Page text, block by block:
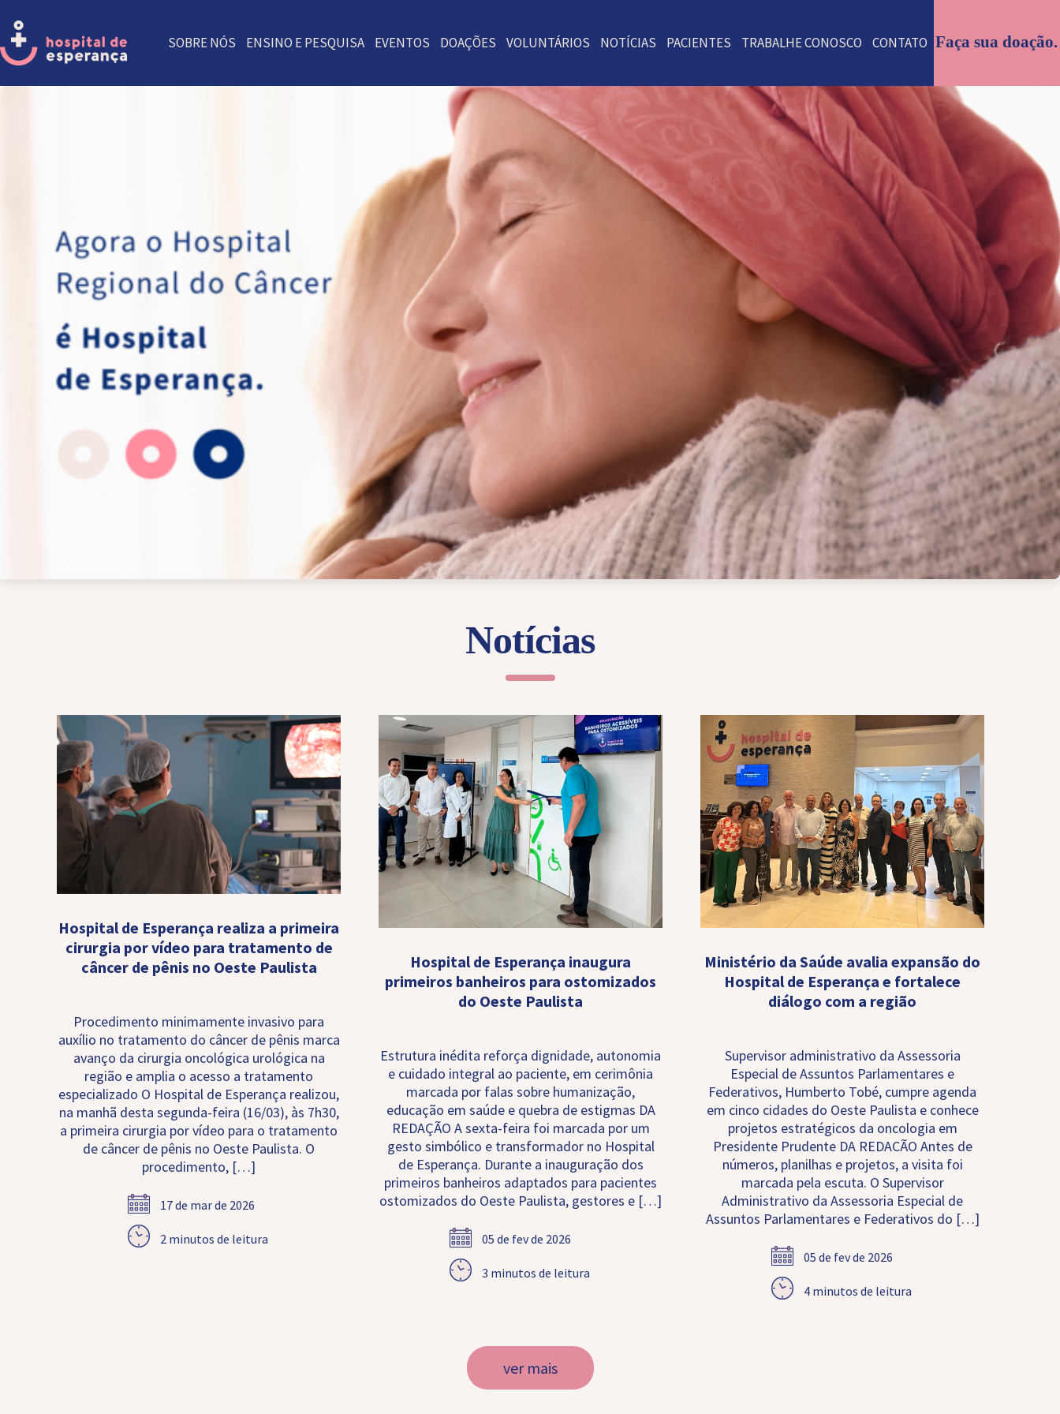
SOBRE NÓS ENSINO E PESQUISA EVENTOS DOAÇÕES VOLUNTÁRIOS NOTÍCIAS PACIENTES TRABALHE CONOSCO CONTATO Faça sua doação.
Notícias
Hospital de Esperança realiza a primeira
cirurgia por vídeo para tratamento de
câncer de pênis no Oeste Paulista
Procedimento minimamente invasivo para
auxílio no tratamento do câncer de pênis marca
avanço da cirurgia oncológica urológica na
região e amplia o acesso a tratamento
especializado O Hospital de Esperança realizou,
na manhã desta segunda-feira (16/03), às 7h30,
a primeira cirurgia por vídeo para o tratamento
de câncer de pênis no Oeste Paulista. O
procedimento, […]
17 de mar de 2026
2 minutos de leitura
Hospital de Esperança inaugura
primeiros banheiros para ostomizados
do Oeste Paulista
Estrutura inédita reforça dignidade, autonomia
e cuidado integral ao paciente, em cerimônia
marcada por falas sobre humanização,
educação em saúde e quebra de estigmas DA
REDAÇÃO A sexta-feira foi marcada por um
gesto simbólico e transformador no Hospital
de Esperança. Durante a inauguração dos
primeiros banheiros adaptados para pacientes
ostomizados do Oeste Paulista, gestores e […]
05 de fev de 2026
3 minutos de leitura
Ministério da Saúde avalia expansão do
Hospital de Esperança e fortalece
diálogo com a região
Supervisor administrativo da Assessoria
Especial de Assuntos Parlamentares e
Federativos, Humberto Tobé, cumpre agenda
em cinco cidades do Oeste Paulista e conhece
projetos estratégicos da oncologia em
Presidente Prudente DA REDACÃO Antes de
números, planilhas e projetos, a visita foi
marcada pela escuta. O Supervisor
Administrativo da Assessoria Especial de
Assuntos Parlamentares e Federativos do […]
05 de fev de 2026
4 minutos de leitura
ver mais